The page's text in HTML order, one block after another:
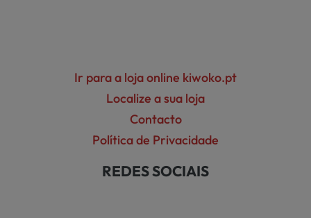
Ir para a loja online kiwoko.pt
Localize a sua loja
Contacto
Política de Privacidade
REDES SOCIAIS